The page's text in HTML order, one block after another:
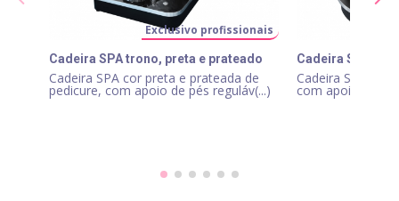
Exclusivo profissionais
Cadeira SPA trono, preta e prateado
Cadeira SPA cor preta e prateada de
pedicure, com apoio de pés reguláv(...)
Cadeira SPA,
Cadeira SPA
com apoio de